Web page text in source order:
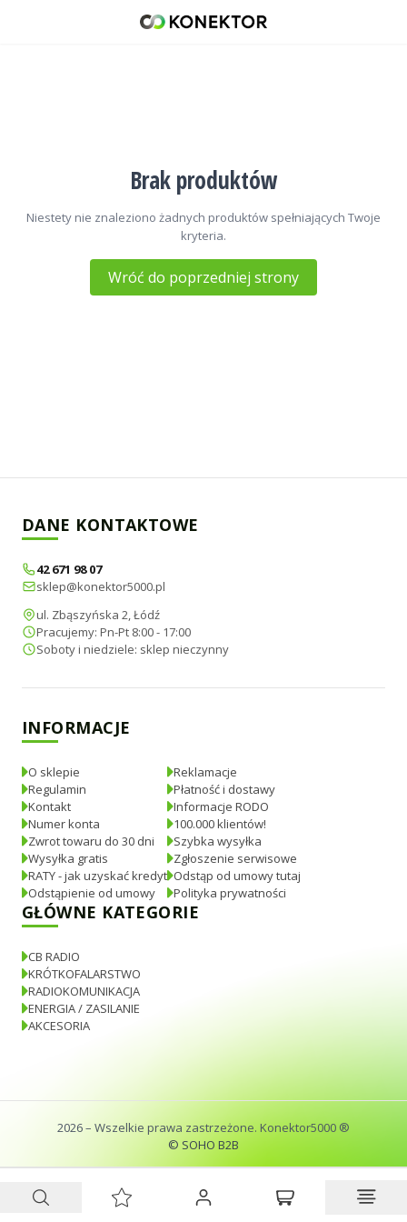
Brak produktów
Niestety nie znaleziono żadnych produktów spełniających Twoje
kryteria.
Wróć do poprzedniej strony
DANE KONTAKTOWE
42 671 98 07
sklep@konektor5000.pl
ul. Zbąszyńska 2, Łódź
Pracujemy: Pn-Pt 8:00 - 17:00
Soboty i niedziele: sklep nieczynny
INFORMACJE
O sklepie
Regulamin
Kontakt
Numer konta
Zwrot towaru do 30 dni
Wysyłka gratis
RATY - jak uzyskać kredyt
Odstąpienie od umowy
Reklamacje
Płatność i dostawy
Informacje RODO
100.000 klientów!
Szybka wysyłka
Zgłoszenie serwisowe
Odstąp od umowy tutaj
Polityka prywatności
GŁÓWNE KATEGORIE
CB RADIO
KRÓTKOFALARSTWO
RADIOKOMUNIKACJA
ENERGIA / ZASILANIE
AKCESORIA
2026– Wszelkie prawa zastrzeżone. Konektor5000 ®
© SOHO B2B